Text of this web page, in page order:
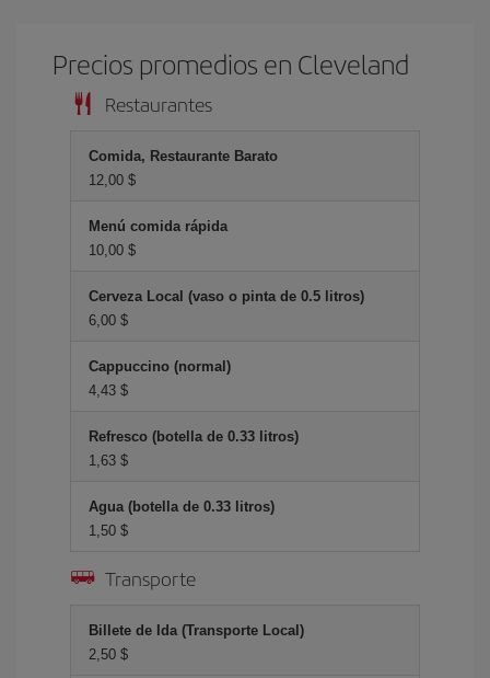
Precios promedios en Cleveland
Restaurantes
Comida, Restaurante Barato
12,00 $
Menú comida rápida
10,00 $
Cerveza Local (vaso o pinta de 0.5 litros)
6,00 $
Cappuccino (normal)
4,43 $
Refresco (botella de 0.33 litros)
1,63 $
Agua (botella de 0.33 litros)
1,50 $
Transporte
Billete de Ida (Transporte Local)
2,50 $